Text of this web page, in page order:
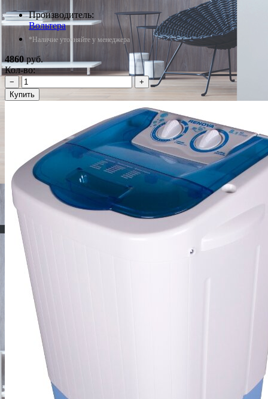
Производитель:
Вольтера
*Наличие уточняйте у менеджера
4860 руб.
Кол-во:
−
+
Купить